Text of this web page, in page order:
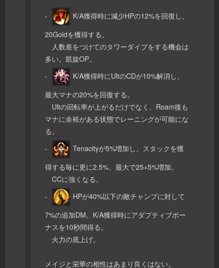
-
K/A獲得時に減少HPの12%を回復し、
20Goldを獲得する。
人数差をつけてのタワーダイブをする機会は
多い。凱旋OP。
-
K/A獲得時にUltのCDが10%解消し、
最大マナの20%を回復する。
Ultの回転率が上がるだけでなく、Roam後も
マナに余裕がある状態でレーニングが可能にな
る。
-
Tenacityが5%増加し、スタックを獲
得する毎に更に2.5%、最大で25+5%増加。
CCに強くなる。
-
HPが40%以下の敵チャンプに対して
7%の追加DM。K/A獲得時にアダプティブボー
ナスを10秒間得る。
火力の底上げ。
メイジと栄華の相性はあまり良くはない。